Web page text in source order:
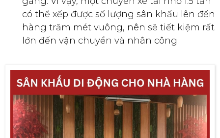
có thể xếp được số lượng sân khấu lên đến
hàng trăm mét vuông, nên sẽ tiết kiệm rất
lớn đến vận chuyển và nhân công.